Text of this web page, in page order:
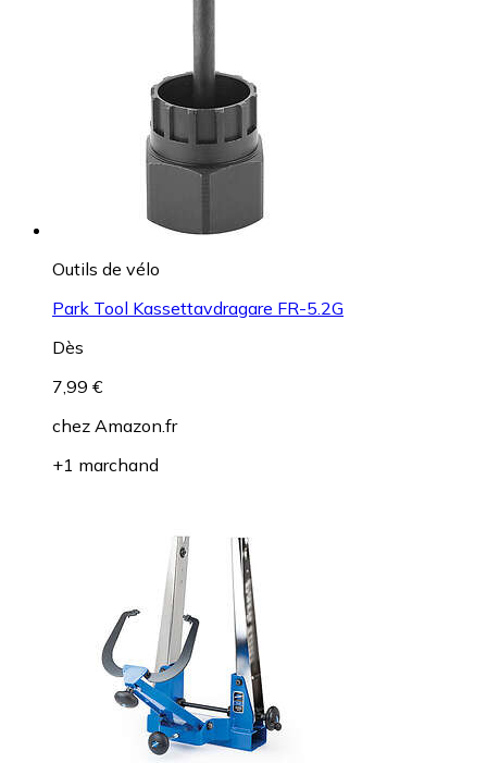
Outils de vélo
Park Tool Kassettavdragare FR-5.2G
Dès
7,99 €
chez Amazon.fr
+1 marchand